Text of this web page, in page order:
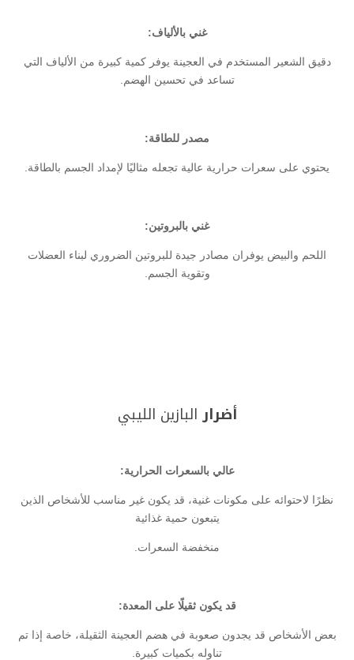
غني بالألياف:
دقيق الشعير المستخدم في العجينة يوفر كمية كبيرة من الألياف التي
تساعد في تحسين الهضم.
مصدر للطاقة:
يحتوي على سعرات حرارية عالية تجعله مثاليًا لإمداد الجسم بالطاقة.
غني بالبروتين:
اللحم والبيض يوفران مصادر جيدة للبروتين الضروري لبناء العضلات
وتقوية الجسم.
أضرار البازين الليبي
عالي بالسعرات الحرارية:
نظرًا لاحتوائه على مكونات غنية، قد يكون غير مناسب للأشخاص الذين
يتبعون حمية غذائية
منخفضة السعرات.
قد يكون ثقيلًا على المعدة:
بعض الأشخاص قد يجدون صعوبة في هضم العجينة الثقيلة، خاصة إذا تم
تناوله بكميات كبيرة.